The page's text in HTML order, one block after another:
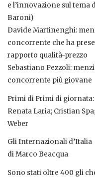
e l’innovazione sul tema
Baroni)
Davide Martinenghi:
concorrente che ha
rapporto qualità-prezzo
Sebastiano Pezzoli:
concorrente più giovane
Primi di Primi di giornata:
Renata Laria; Cristian
Weber
Gli Internazionali d’Italia
di Marco Beacqua
Sono stati oltre 400 gli